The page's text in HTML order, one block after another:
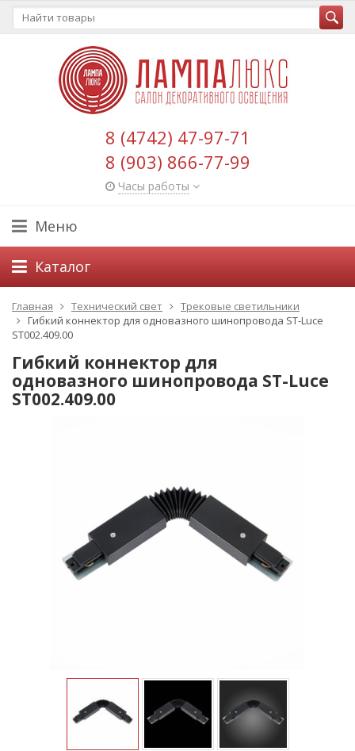
8 (4742) 47-97-71
8 (903) 866-77-99
Часы работы
Меню
Каталог
Главная Технический свет
Трековые светильники
Гибкий коннектор для одновазного шинопровода ST-Luce
ST002.409.00
Гибкий коннектор для
одновазного шинопровода ST-Luce
ST002.409.00